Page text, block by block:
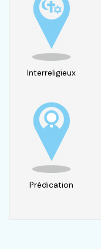
Interreligieux
Prédication